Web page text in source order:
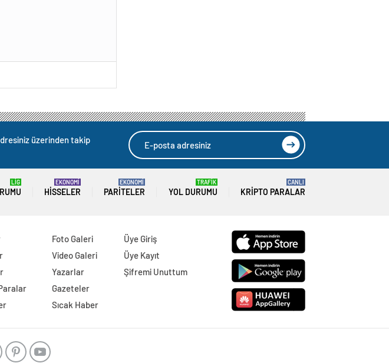
üzerinden takip
LİG
HISSELER
EKONOMİ
PARITELER
EKONOMİ
YOL DURUMU
TRAFİK
KRIPTO PARALAR
CANLI
Foto Galeri
Video Galeri
Yazarlar
Gazeteler
Sıcak Haber
Üye Giriş
Üye Kayıt
Şifremi Unuttum